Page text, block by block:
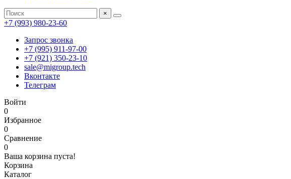
×
+7 (993) 980-23-60
Запрос звонка
+7 (995) 911-97-00
+7 (921) 350-23-10
sale@migroup.tech
Вконтакте
Телеграм
Войти
0
Избранное
0
Сравнение
0
Ваша корзина пуста!
Корзина
Каталог